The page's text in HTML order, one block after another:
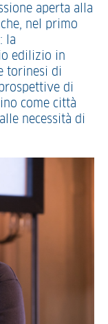
aperta alla
nel primo
la
edilizio in
torinesi di
di
come città
necessità di